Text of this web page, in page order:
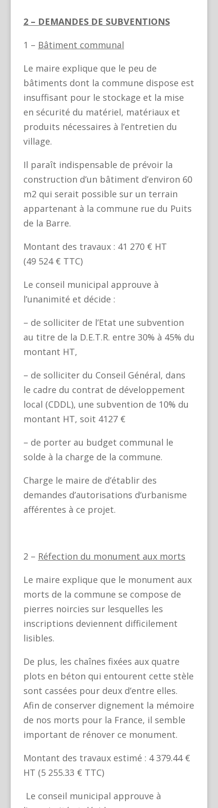
2 – DEMANDES DE SUBVENTIONS
1 – Bâtiment communal
Le maire explique que le peu de
bâtiments dont la commune dispose est
insuffisant pour le stockage et la mise
en sécurité du matériel, matériaux et
produits nécessaires à l’entretien du
village.
Il paraît indispensable de prévoir la
construction d’un bâtiment d’environ 60
m2 qui serait possible sur un terrain
appartenant à la commune rue du Puits
de la Barre.
Montant des travaux : 41 270 € HT
(49 524 € TTC)
Le conseil municipal approuve à
l’unanimité et décide :
– de solliciter de l’Etat une subvention
au titre de la D.E.T.R. entre 30% à 45% du
montant HT,
– de solliciter du Conseil Général, dans
le cadre du contrat de développement
local (CDDL), une subvention de 10% du
montant HT, soit 4127 €
– de porter au budget communal le
solde à la charge de la commune.
Charge le maire de d’établir des
demandes d’autorisations d’urbanisme
afférentes à ce projet.
2 – Réfection du monument aux morts
Le maire explique que le monument aux
morts de la commune se compose de
pierres noircies sur lesquelles les
inscriptions deviennent difficilement
lisibles.
De plus, les chaînes fixées aux quatre
plots en béton qui entourent cette stèle
sont cassées pour deux d’entre elles.
Afin de conserver dignement la mémoire
de nos morts pour la France, il semble
important de rénover ce monument.
Montant des travaux estimé : 4 379.44 €
HT (5 255.33 € TTC)
Le conseil municipal approuve à